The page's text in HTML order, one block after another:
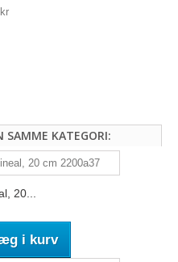
SAMME KATEGORI:
20...
i kurv